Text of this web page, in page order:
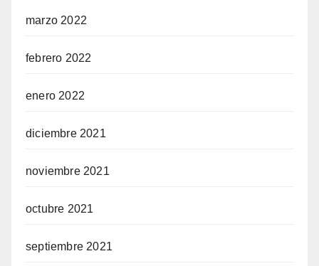
marzo 2022
febrero 2022
enero 2022
diciembre 2021
noviembre 2021
octubre 2021
septiembre 2021